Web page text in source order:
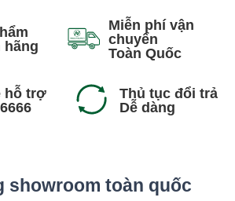
hãng
Miễn phí vận
chuyển
Toàn Quốc
hỗ trợ
Thủ tục đổi trả
Dễ dàng
showroom toàn quốc